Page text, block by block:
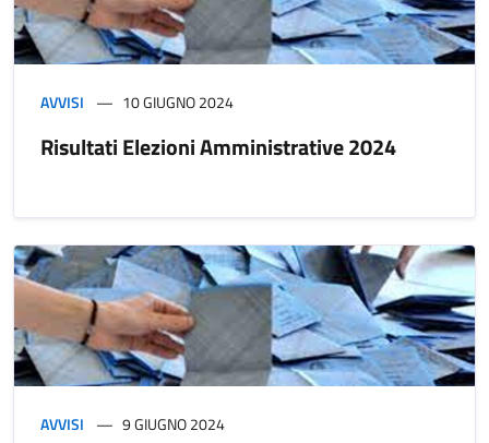
AVVISI 10 GIUGNO 2024
Risultati Elezioni Amministrative 2024
AVVISI 9 GIUGNO 2024